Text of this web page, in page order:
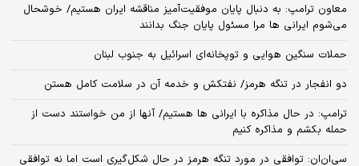
معاون ترامپ: به دنبال پایان موفقیت‌آمیز مناقشه ایران هستیم/ خوشحال
می‌شوم ایرانی ها مرا مسئول پایان جنگ بدانند
حملات سنگین هوایی و توپخانه‌ای اسرائیل به جنوب لبنان
دو انفجار در تنگه هرمز/ نفتکش و خدمه آن در سلامت کامل هستن
ترامپ: در حال مذاکره با ایرانی ها هستیم/ آنها از من خواستند دست از
حمله بکشم و مذاکره کنیم
سی‌ان‌ان: توافقی در مورد تنگه هرمز در حال شکل‌گیری است اما نه توافقی